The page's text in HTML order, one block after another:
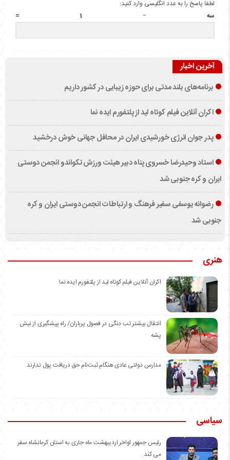
لطفا پاسخ را به عدد انگلیسی وارد کنید:
سه − 1 =
آخرین اخبار
برنامه‌های بلند مدتی برای حوزه زیبایی در کشور داریم
اکران آنلاین فیلم کوتاه لید از پلتفورم ایده نما
پدر جوان انرژی خورشیدی ایران در محافل جهانی خوش درخشید
استاد وحیدرضا خسروی پناه دبیر هیئت ورزش تکواندو انجمن دوستی
ایران و کره جنوبی شد
رضوانه یوسفی سفیر فرهنگ و ارتباطات انجمن دوستی ایران و کره
جنوبی شد
هنری
اکران آنلاین فیلم کوتاه لید از پلتفورم ایده نما
انتقال بیشتر تب دنگی در فصول پرباران/ راه پیشگیری از نیش
پشه
مدارس دولتی عادی هنگام ثبت‌نام حق دریافت پول ندارند
سیاسی
رئیس جمهور اواخر اردیبهشت ماه جاری به استان کرمانشاه سفر
می کند.